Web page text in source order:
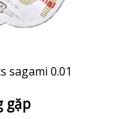
sagami 0.01
gặp